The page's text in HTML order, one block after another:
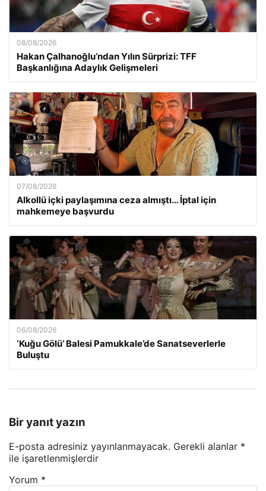
08/08/2026
Hakan Çalhanoğlu’ndan Yılın Sürprizi: TFF
Başkanlığına Adaylık Gelişmeleri
07/08/2026
Alkollü içki paylaşımına ceza almıştı… İptal için
mahkemeye başvurdu
06/08/2026
‘Kuğu Gölü’ Balesi Pamukkale’de Sanatseverlerle
Buluştu
Bir yanıt yazın
E-posta adresiniz yayınlanmayacak. Gerekli alanlar *
ile işaretlenmişlerdir
Yorum *